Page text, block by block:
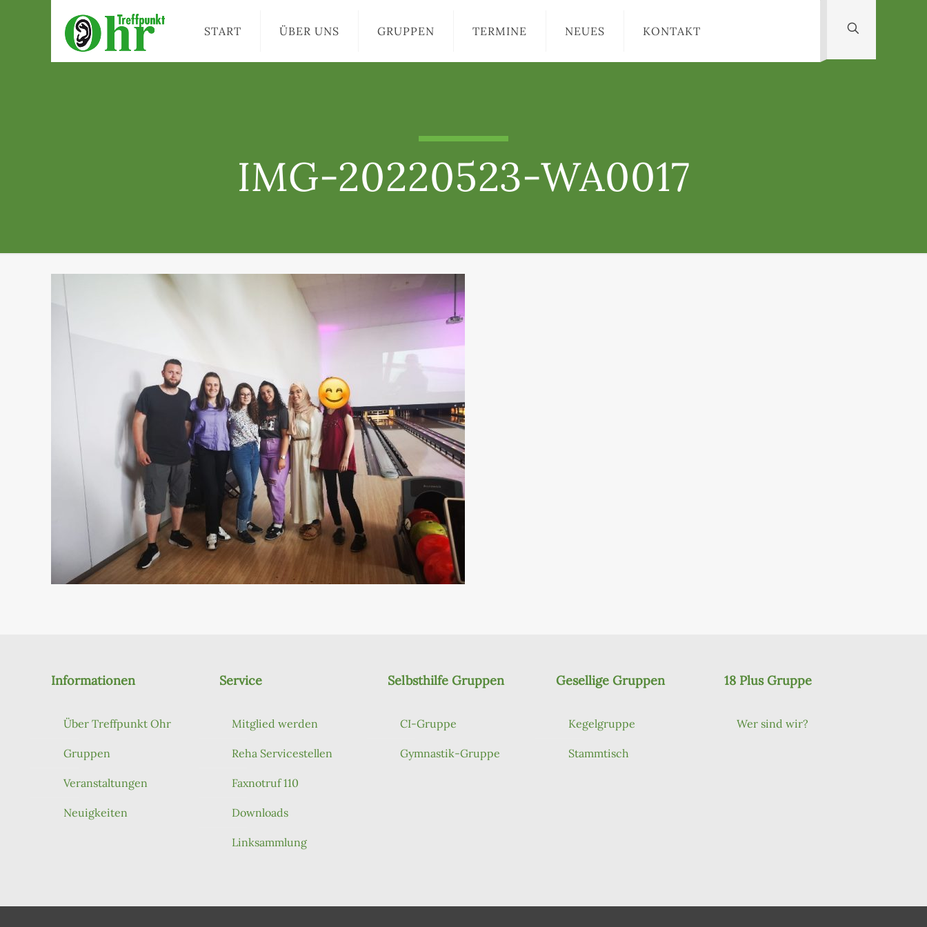
START ÜBER UNS GRUPPEN TERMINE NEUES KONTAKT
IMG-20220523-WA0017
Informationen
Über Treffpunkt Ohr
Gruppen
Veranstaltungen
Neuigkeiten
Service
Mitglied werden
Reha Servicestellen
Faxnotruf 110
Downloads
Linksammlung
Selbsthilfe Gruppen
CI-Gruppe
Gymnastik-Gruppe
Gesellige Gruppen
Kegelgruppe
Stammtisch
18 Plus Gruppe
Wer sind wir?